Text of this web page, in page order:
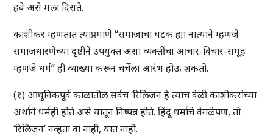
हवे असे मला दिसते.
काशीकर म्हणतात त्याप्रमाणे “समाजाचा घटक ह्या नात्याने म्हणजे
समाजधारणेच्या दृष्टीने उपयुक्त असा व्यक्तींचा आचार-विचार-समूह
म्हणजे धर्म” ही व्याख्या करून चर्चेला आरंभ होऊ शकतो.
(१) आधुनिकपूर्व काळातील सर्वच ‘रिलिजन हे त्याच वेळी काशीकरांच्या
अर्थाने धर्मही होते असे यातून निष्पन्न होते. हिंदू धर्माचे वेगळेपण, तो
‘रिलिजन’ नव्हता वा नाही, यात नाही.